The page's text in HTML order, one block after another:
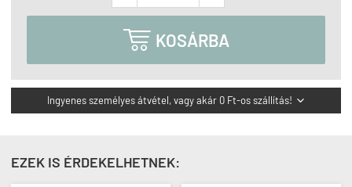
 KOSÁRBA
Ingyenes személyes átvétel, vagy akár 0 Ft-os szállítás! 
EZEK IS ÉRDEKELHETNEK: